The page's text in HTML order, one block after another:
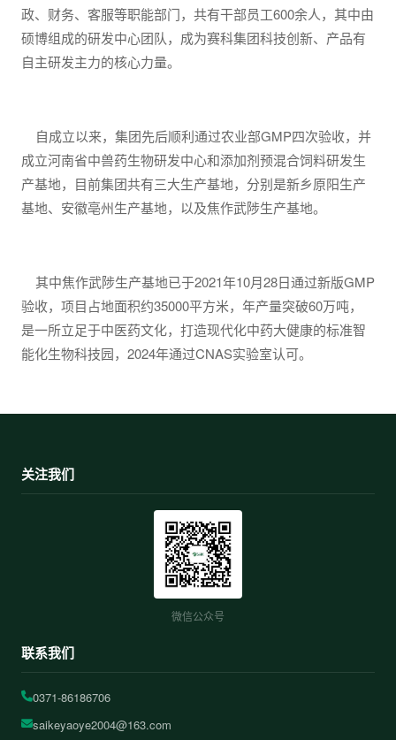
政、财务、客服等职能部门，共有干部员工600余人，其中由
硕博组成的研发中心团队，成为赛科集团科技创新、产品有
自主研发主力的核心力量。
自成立以来，集团先后顺利通过农业部GMP四次验收，并
成立河南省中兽药生物研发中心和添加剂预混合饲料研发生
产基地，目前集团共有三大生产基地，分别是新乡原阳生产
基地、安徽亳州生产基地，以及焦作武陟生产基地。
其中焦作武陟生产基地已于2021年10月28日通过新版GMP
验收，项目占地面积约35000平方米，年产量突破60万吨，
是一所立足于中医药文化，打造现代化中药大健康的标准智
能化生物科技园，2024年通过CNAS实验室认可。
关注我们
微信公众号
联系我们
0371-86186706
saikeyaoye2004@163.com